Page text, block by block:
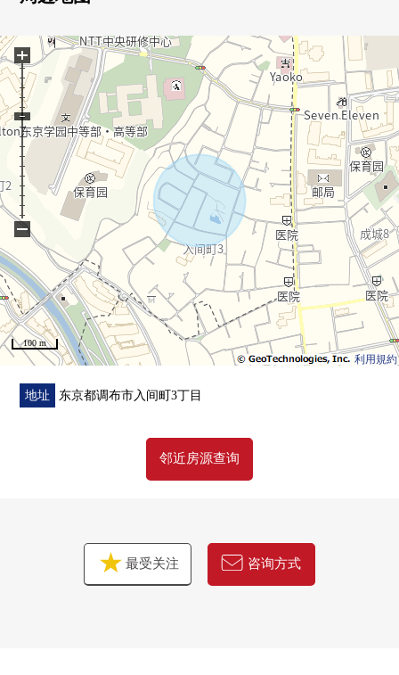
因住在的买房而中毒，房产信息的介绍是当然，把资金计
划(各项费用以及支付的仿真)，买房流程介绍的说明更加在
与金融计划者(FP)的LIFE计划需讨论(※关键预订)顾客的状
况合起来建议吧。
另外，关于住宅贷款的预先判断，可以到复数的金融机关
的总括审查。
▼伴随着自己的家出售的買替对讨论的顾客▼
是否"以前或者买房是以前虽然在想搬家"可是不明白出售
的"什么最好开始的东西或者不安"
有那样的烦恼的欢迎来电。
※在免费制作"核定价格的提议"(关于出售的建议)。
我们，顾客用第一次买房、出售也放心，迈出一步，礼貌
利用規約
100 m
+
−
地址 东京都调布市入间町3丁目
邻近房源查询
最受关注 咨询方式